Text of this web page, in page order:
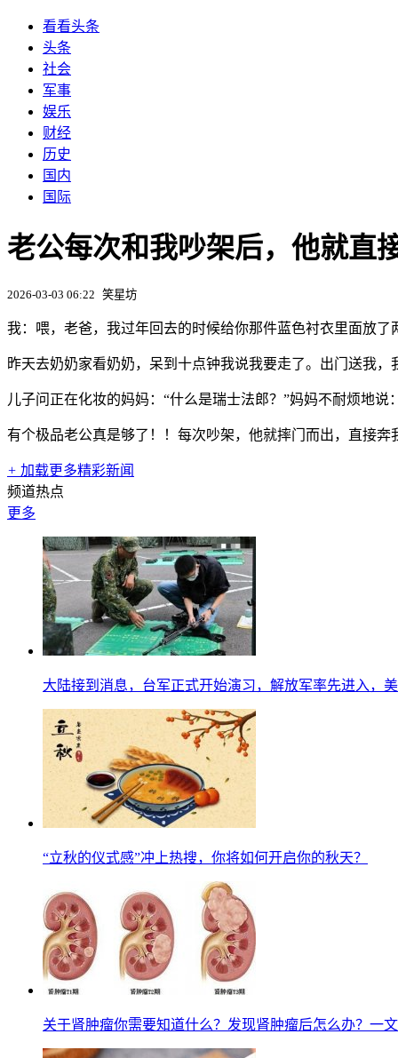
看看头条
头条
社会
军事
娱乐
财经
历史
国内
国际
老公每次和我吵架后，他就直
2026-03-03 06:22 笑星坊
我：喂，老爸，我过年回去的时候给你那件蓝色衬衣里面放
昨天去奶奶家看奶奶，呆到十点钟我说我要走了。出门送我
儿子问正在化妆的妈妈：“什么是瑞士法郎？”妈妈不耐烦地
有个极品老公真是够了！！每次吵架，他就摔门而出，直接
+ 加载更多精彩新闻
频道热点
更多
大陆接到消息，台军正式开始演习，解放军率先进入，
“立秋的仪式感”冲上热搜，你将如何开启你的秋天？
关于肾肿瘤你需要知道什么？发现肾肿瘤后怎么办？一